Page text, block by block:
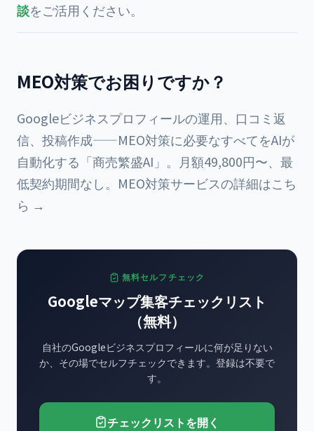
談をご活用ください。
MEO対策でお困りですか？
Googleビジネスプロフィールの運用、口コミ返
信、投稿作成——MEO対策に必要なすべてをAIが
自動化する「商売繁盛AI」。月額49,800円〜、最
低契約期間なし。 MEO対策サービスの詳細はこち
ら →
無料セルフチェック
Googleマップ集客チェックリスト
（無料）
自社のGoogleビジネスプロフィールに何が足りない
か、その場でセルフチェックできます。登録は不要で
す。
チェックリストを開く